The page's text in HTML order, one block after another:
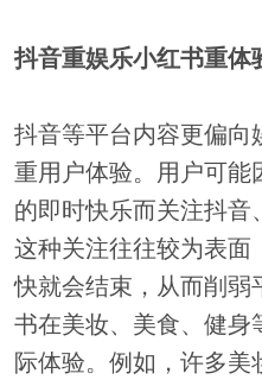
抖音重娱乐小红书重体
抖音等平台内容更偏向
重用户体验。用户可能
的即时快乐而关注抖音
这种关注往往较为表面
快就会结束，从而削弱
书在美妆、美食、健身
际体验。例如，许多美